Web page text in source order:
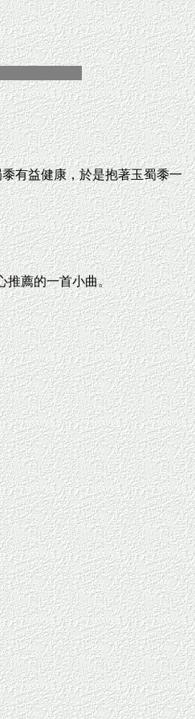
有益健康，於是抱著玉蜀黍一
推薦的一首小曲。